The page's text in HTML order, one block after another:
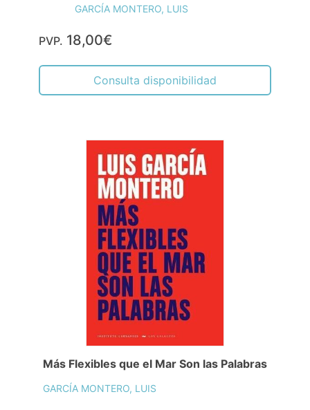
GARCÍA MONTERO, LUIS
PVP. 18,00€
Consulta disponibilidad
Más Flexibles que el Mar Son las Palabras
GARCÍA MONTERO, LUIS